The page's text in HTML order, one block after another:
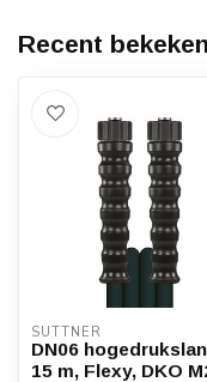
Recent bekeken
SUTTNER
DN06
15 m, Flexy, DKO